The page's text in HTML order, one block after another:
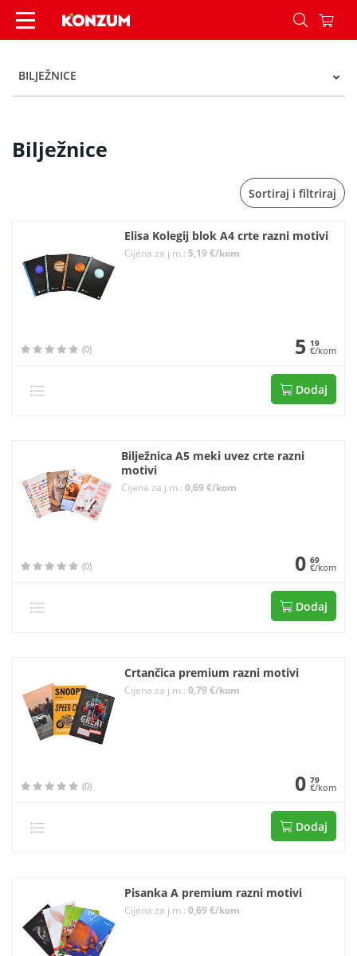
Bilježnice - Kategorije - Konzum
BILJEŽNICE
Bilježnice
Sortiraj i filtriraj
Elisa Kolegij blok A4 crte razni motivi
Cijena za j.m.: 5,19 €/kom
(0) 5 19
€/kom
Dodaj
Bilježnica A5 meki uvez crte razni
motivi
Cijena za j.m.:0,69 €/kom
(0) 0 69
€/kom
Dodaj
Crtančica premium razni motivi
Cijena za j.m.: 0,79 €/kom
(0) 0 79
€/kom
Dodaj
Pisanka A premium razni motivi
Cijena za j.m.: 0,69 €/kom